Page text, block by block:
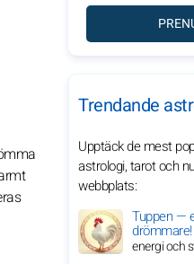
Trendande
Upptäck de mest
astrologi, tarot och
webbplats:
Tuppen —
drömmare!
energi och